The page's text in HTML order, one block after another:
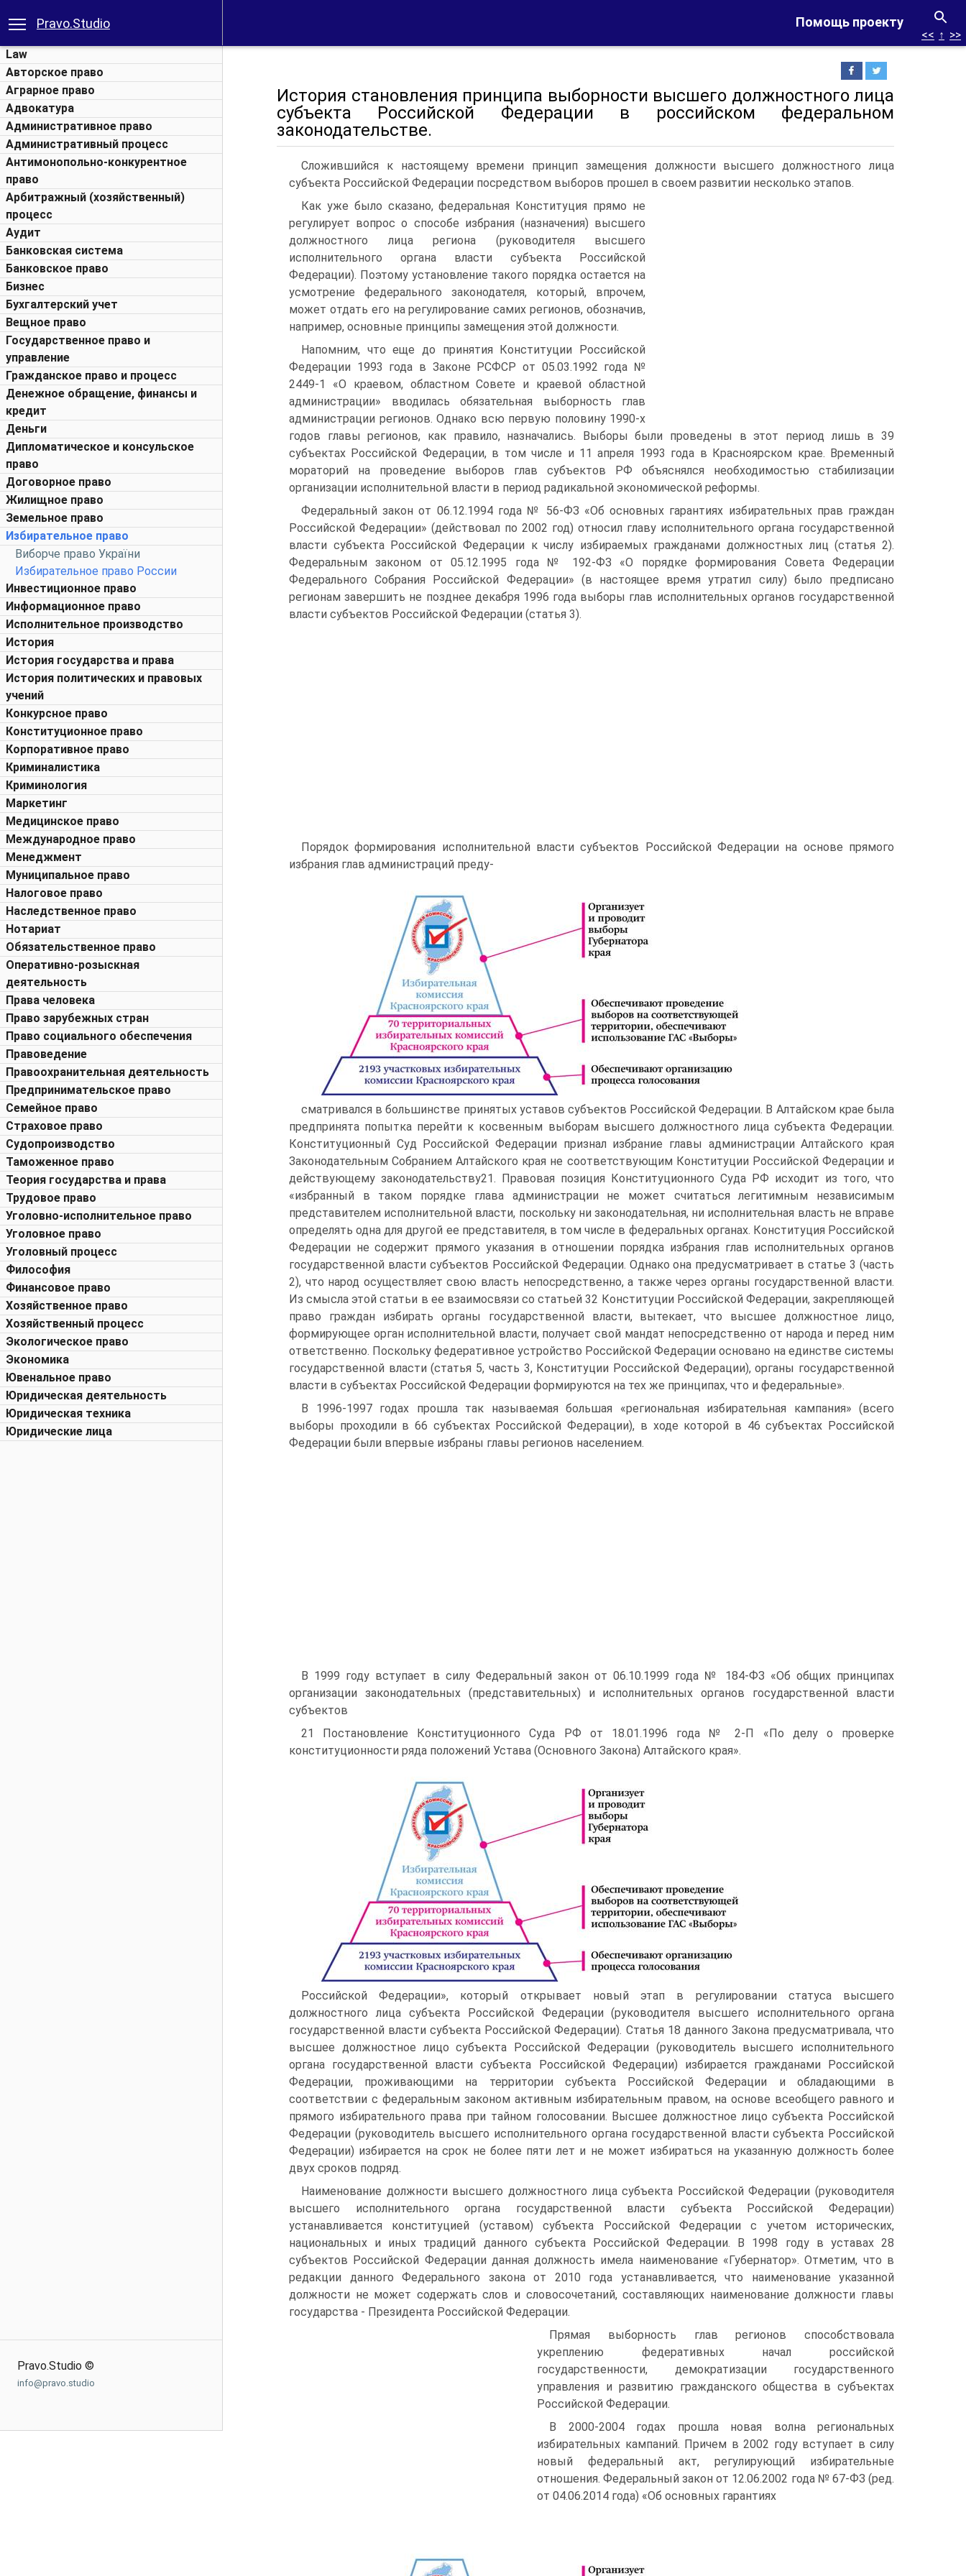
Помощь проекту
Pravo.Studio
Law
Авторское право
Аграрное право
Адвокатура
Административное право
Административный процесс
Антимонопольно-конкурентное
право
Арбитражный (хозяйственный)
процесс
Аудит
Банковская система
Банковское право
Бизнес
Бухгалтерский учет
Вещное право
Государственное право и
управление
Гражданское право и процесс
Денежное обращение, финансы и
кредит
Деньги
Дипломатическое и консульское
право
Договорное право
Жилищное право
Земельное право
Избирательное право
Виборче право України
Избирательное право России
Инвестиционное право
Информационное право
Исполнительное производство
История
История государства и права
История политических и правовых
учений
Конкурсное право
Конституционное право
Корпоративное право
Криминалистика
Криминология
Маркетинг
Медицинское право
Международное право
Менеджмент
Муниципальное право
Налоговое право
Наследственное право
Нотариат
Обязательственное право
Оперативно-розыскная
деятельность
Права человека
Право зарубежных стран
Право социального обеспечения
Правоведение
Правоохранительная деятельность
Предпринимательское право
Семейное право
Страховое право
Судопроизводство
Таможенное право
Теория государства и права
Трудовое право
Уголовно-исполнительное право
Уголовное право
Уголовный процесс
Философия
Финансовое право
Хозяйственное право
Хозяйственный процесс
Экологическое право
Экономика
Ювенальное право
Юридическая деятельность
Юридическая техника
Юридические лица
Pravo.Studio ©
info@pravo.studio
<< ↑ >>
История становления принципа выборности высшего должностного лица
субъекта Российской Федерации в российском федеральном
законодательстве.
Сложившийся к настоящему времени принцип замещения должности высшего должностного лица
субъекта Российской Федерации посредством выборов прошел в своем развитии несколько этапов.
Как уже было сказано, федеральная Конституция прямо не
регулирует вопрос о способе избрания (назначения) высшего
должностного лица региона (руководителя высшего
исполнительного органа власти субъекта Российской
Федерации). Поэтому установление такого порядка остается на
усмотрение федерального законодателя, который, впрочем,
может отдать его на регулирование самих регионов, обозначив,
например, основные принципы замещения этой должности.
Напомним, что еще до принятия Конституции Российской
Федерации 1993 года в Законе РСФСР от 05.03.1992 года №
2449-1 «О краевом, областном Совете и краевой областной
администрации» вводилась обязательная выборность глав
администрации регионов. Однако всю первую половину 1990-х
годов главы регионов, как правило, назначались. Выборы были проведены в этот период лишь в 39
субъектах Российской Федерации, в том числе и 11 апреля 1993 года в Красноярском крае. Временный
мораторий на проведение выборов глав субъектов РФ объяснялся необходимостью стабилизации
организации исполнительной власти в период радикальной экономической реформы.
Федеральный закон от 06.12.1994 года № 56-ФЗ «Об основных гарантиях избирательных прав граждан
Российской Федерации» (действовал по 2002 год) относил главу исполнительного органа государственной
власти субъекта Российской Федерации к числу избираемых гражданами должностных лиц (статья 2).
Федеральным законом от 05.12.1995 года № 192-ФЗ «О порядке формирования Совета Федерации
Федерального Собрания Российской Федерации» (в настоящее время утратил силу) было предписано
регионам завершить не позднее декабря 1996 года выборы глав исполнительных органов государственной
власти субъектов Российской Федерации (статья 3).
Порядок формирования исполнительной власти субъектов Российской Федерации на основе прямого
избрания глав администраций преду-
сматривался в большинстве принятых уставов субъектов Российской Федерации. В Алтайском крае была
предпринята попытка перейти к косвенным выборам высшего должностного лица субъекта Федерации.
Конституционный Суд Российской Федерации признал избрание главы администрации Алтайского края
Законодательным Собранием Алтайского края не соответствующим Конституции Российской Федерации и
действующему законодательству21. Правовая позиция Конституционного Суда РФ исходит из того, что
«избранный в таком порядке глава администрации не может считаться легитимным независимым
представителем исполнительной власти, поскольку ни законодательная, ни исполнительная власть не вправе
определять одна для другой ее представителя, в том числе в федеральных органах. Конституция Российской
Федерации не содержит прямого указания в отношении порядка избрания глав исполнительных органов
государственной власти субъектов Российской Федерации. Однако она предусматривает в статье 3 (часть
2), что народ осуществляет свою власть непосредственно, а также через органы государственной власти.
Из смысла этой статьи в ее взаимосвязи со статьей 32 Конституции Российской Федерации, закрепляющей
право граждан избирать органы государственной власти, вытекает, что высшее должностное лицо,
формирующее орган исполнительной власти, получает свой мандат непосредственно от народа и перед ним
ответственно. Поскольку федеративное устройство Российской Федерации основано на единстве системы
государственной власти (статья 5, часть 3, Конституции Российской Федерации), органы государственной
власти в субъектах Российской Федерации формируются на тех же принципах, что и федеральные».
В 1996-1997 годах прошла так называемая большая «региональная избирательная кампания» (всего
выборы проходили в 66 субъектах Российской Федерации), в ходе которой в 46 субъектах Российской
Федерации были впервые избраны главы регионов населением.
В 1999 году вступает в силу Федеральный закон от 06.10.1999 года № 184-ФЗ «Об общих принципах
организации законодательных (представительных) и исполнительных органов государственной власти
субъектов
21 Постановление Конституционного Суда РФ от 18.01.1996 года № 2-П «По делу о проверке
конституционности ряда положений Устава (Основного Закона) Алтайского края».
Российской Федерации», который открывает новый этап в регулировании статуса высшего
должностного лица субъекта Российской Федерации (руководителя высшего исполнительного органа
государственной власти субъекта Российской Федерации). Статья 18 данного Закона предусматривала, что
высшее должностное лицо субъекта Российской Федерации (руководитель высшего исполнительного
органа государственной власти субъекта Российской Федерации) избирается гражданами Российской
Федерации, проживающими на территории субъекта Российской Федерации и обладающими в
соответствии с федеральным законом активным избирательным правом, на основе всеобщего равного и
прямого избирательного права при тайном голосовании. Высшее должностное лицо субъекта Российской
Федерации (руководитель высшего исполнительного органа государственной власти субъекта Российской
Федерации) избирается на срок не более пяти лет и не может избираться на указанную должность более
двух сроков подряд.
Наименование должности высшего должностного лица субъекта Российской Федерации (руководителя
высшего исполнительного органа государственной власти субъекта Российской Федерации)
устанавливается конституцией (уставом) субъекта Российской Федерации с учетом исторических,
национальных и иных традиций данного субъекта Российской Федерации. В 1998 году в уставах 28
субъектов Российской Федерации данная должность имела наименование «Губернатор». Отметим, что в
редакции данного Федерального закона от 2010 года устанавливается, что наименование указанной
должности не может содержать слов и словосочетаний, составляющих наименование должности главы
государства - Президента Российской Федерации.
Прямая выборность глав регионов способствовала
укреплению федеративных начал российской
государственности, демократизации государственного
управления и развитию гражданского общества в субъектах
Российской Федерации.
В 2000-2004 годах прошла новая волна региональных
избирательных кампаний. Причем в 2002 году вступает в силу
новый федеральный акт, регулирующий избирательные
отношения. Федеральный закон от 12.06.2002 года № 67-ФЗ (ред.
от 04.06.2014 года) «Об основных гарантиях